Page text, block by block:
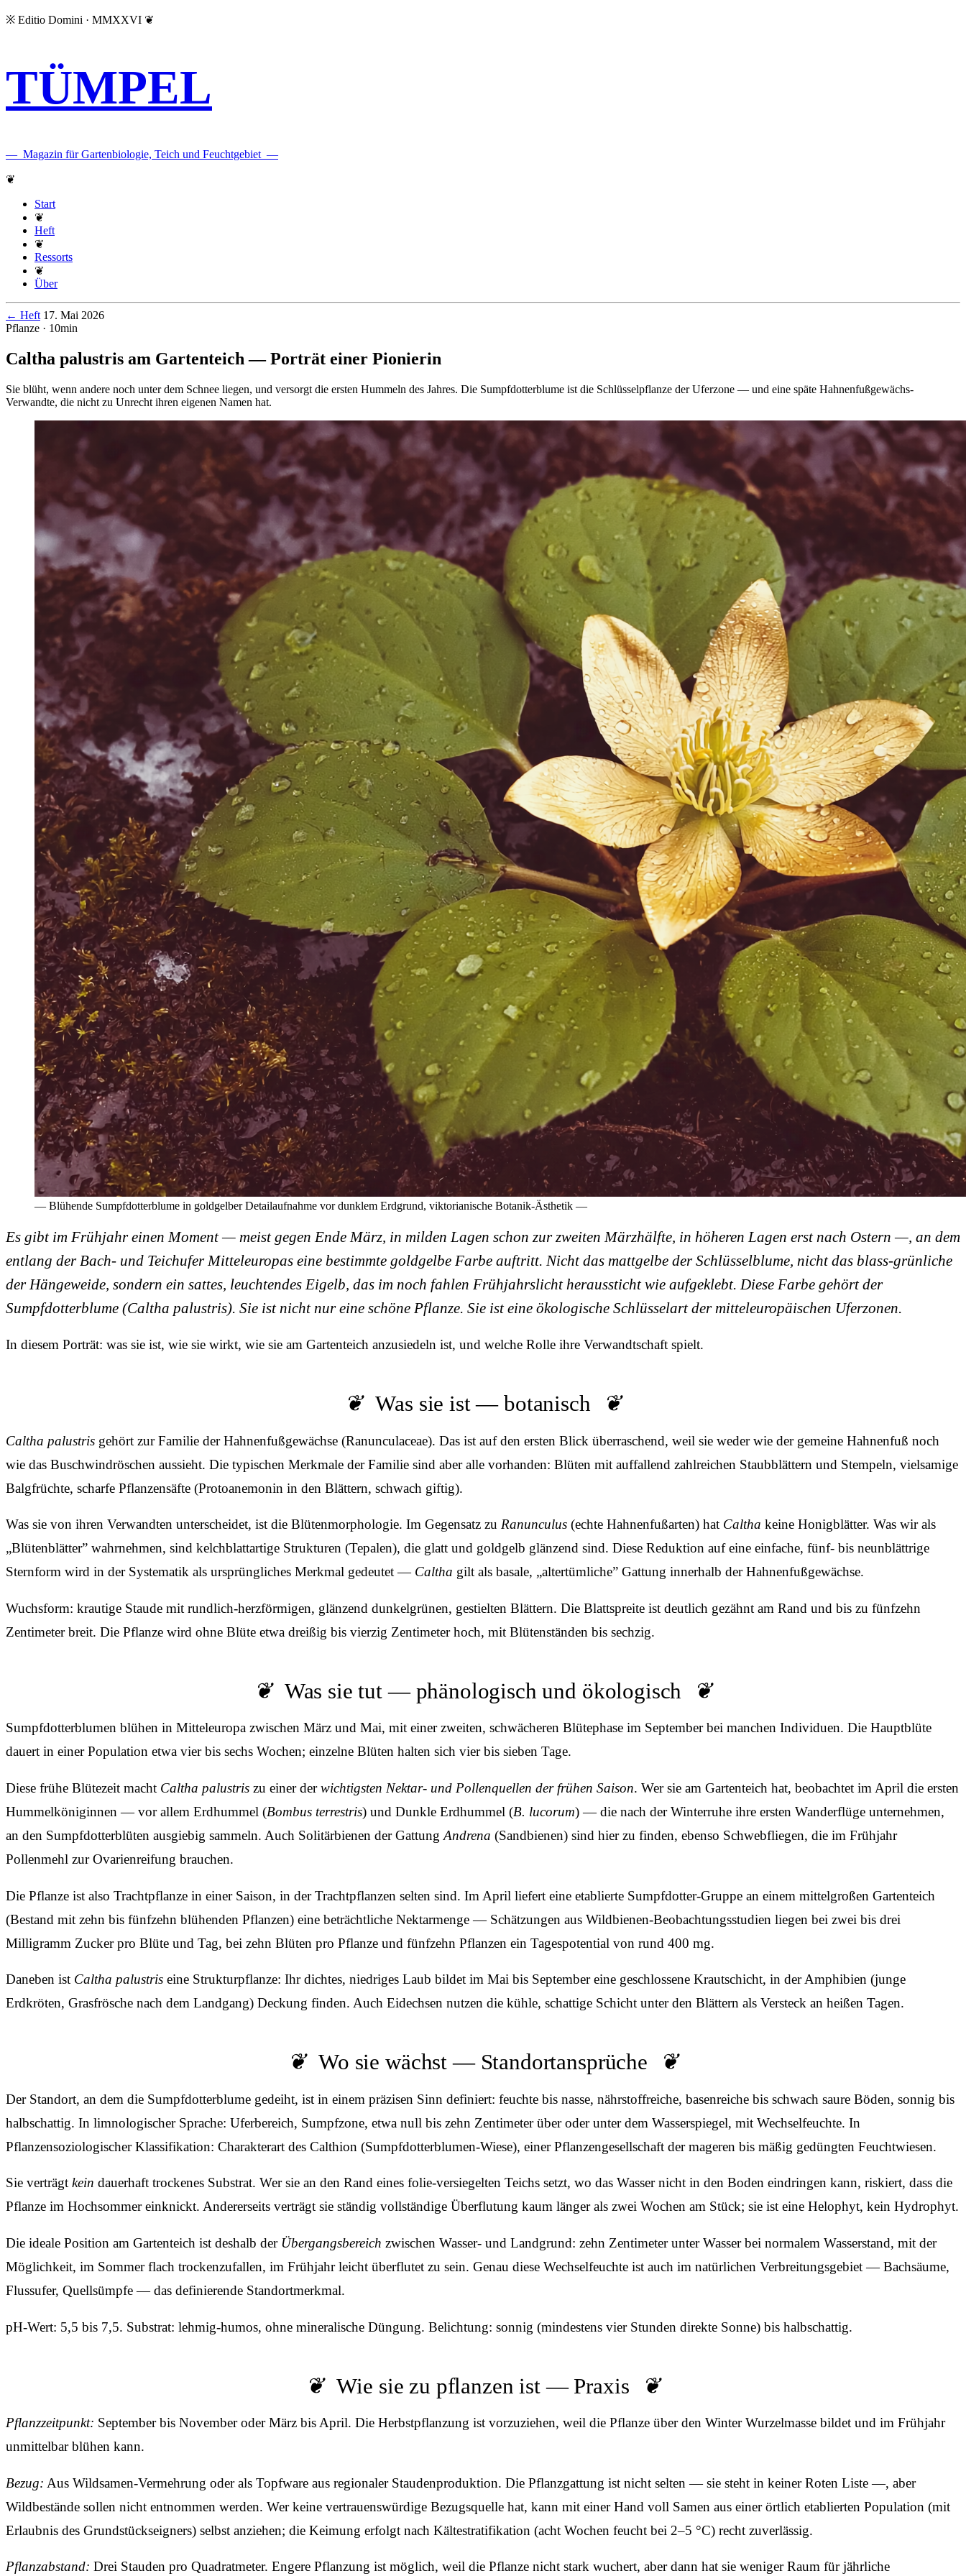
※ Editio Domini · MMXXVI ❦
TÜMPEL
— Magazin für Gartenbiologie, Teich und Feuchtgebiet —
❦
Start
❦
Heft
❦
Ressorts
❦
Über
← Heft 17. Mai 2026
Pflanze · 10min
Caltha palustris am Gartenteich — Porträt einer Pionierin
Sie blüht, wenn andere noch unter dem Schnee liegen, und versorgt die ersten Hummeln des Jahres. Die Sumpfdotterblume ist die Schlüsselpflanze der Uferzone — und eine späte Hahnenfußgewächs-
Verwandte, die nicht zu Unrecht ihren eigenen Namen hat.
— Blühende Sumpfdotterblume in goldgelber Detailaufnahme vor dunklem Erdgrund, viktorianische Botanik-Ästhetik —
Es gibt im Frühjahr einen Moment — meist gegen Ende März, in milden Lagen schon zur zweiten Märzhälfte, in höheren Lagen erst nach Ostern —, an dem
entlang der Bach- und Teichufer Mitteleuropas eine bestimmte goldgelbe Farbe auftritt. Nicht das mattgelbe der Schlüsselblume, nicht das blass-grünliche
der Hängeweide, sondern ein sattes, leuchtendes Eigelb, das im noch fahlen Frühjahrslicht heraussticht wie aufgeklebt. Diese Farbe gehört der
Sumpfdotterblume (Caltha palustris). Sie ist nicht nur eine schöne Pflanze. Sie ist eine ökologische Schlüsselart der mitteleuropäischen Uferzonen.
In diesem Porträt: was sie ist, wie sie wirkt, wie sie am Gartenteich anzusiedeln ist, und welche Rolle ihre Verwandtschaft spielt.
Was sie ist — botanisch
Caltha palustris gehört zur Familie der Hahnenfußgewächse (Ranunculaceae). Das ist auf den ersten Blick überraschend, weil sie weder wie der gemeine Hahnenfuß noch
wie das Buschwindröschen aussieht. Die typischen Merkmale der Familie sind aber alle vorhanden: Blüten mit auffallend zahlreichen Staubblättern und Stempeln, vielsamige
Balgfrüchte, scharfe Pflanzensäfte (Protoanemonin in den Blättern, schwach giftig).
Was sie von ihren Verwandten unterscheidet, ist die Blütenmorphologie. Im Gegensatz zu Ranunculus (echte Hahnenfußarten) hat Caltha keine Honigblätter. Was wir als
„Blütenblätter” wahrnehmen, sind kelchblattartige Strukturen (Tepalen), die glatt und goldgelb glänzend sind. Diese Reduktion auf eine einfache, fünf- bis neunblättrige
Sternform wird in der Systematik als ursprüngliches Merkmal gedeutet — Caltha gilt als basale, „altertümliche” Gattung innerhalb der Hahnenfußgewächse.
Wuchsform: krautige Staude mit rundlich-herzförmigen, glänzend dunkelgrünen, gestielten Blättern. Die Blattspreite ist deutlich gezähnt am Rand und bis zu fünfzehn
Zentimeter breit. Die Pflanze wird ohne Blüte etwa dreißig bis vierzig Zentimeter hoch, mit Blütenständen bis sechzig.
Was sie tut — phänologisch und ökologisch
Sumpfdotterblumen blühen in Mitteleuropa zwischen März und Mai, mit einer zweiten, schwächeren Blütephase im September bei manchen Individuen. Die Hauptblüte
dauert in einer Population etwa vier bis sechs Wochen; einzelne Blüten halten sich vier bis sieben Tage.
Diese frühe Blütezeit macht Caltha palustris zu einer derwichtigsten Nektar- und Pollenquellen der frühen Saison. Wer sie am Gartenteich hat, beobachtet im April die ersten
Hummelköniginnen — vor allem Erdhummel (Bombus terrestris) und Dunkle Erdhummel (B. lucorum) — die nach der Winterruhe ihre ersten Wanderflüge unternehmen,
an den Sumpfdotterblüten ausgiebig sammeln. Auch Solitärbienen der Gattung Andrena (Sandbienen) sind hier zu finden, ebenso Schwebfliegen, die im Frühjahr
Pollenmehl zur Ovarienreifung brauchen.
Die Pflanze ist also Trachtpflanze in einer Saison, in der Trachtpflanzen selten sind. Im April liefert eine etablierte Sumpfdotter-Gruppe an einem mittelgroßen Gartenteich
(Bestand mit zehn bis fünfzehn blühenden Pflanzen) eine beträchtliche Nektarmenge — Schätzungen aus Wildbienen-Beobachtungsstudien liegen bei zwei bis drei
Milligramm Zucker pro Blüte und Tag, bei zehn Blüten pro Pflanze und fünfzehn Pflanzen ein Tagespotential von rund 400 mg.
Daneben ist Caltha palustris eine Strukturpflanze: Ihr dichtes, niedriges Laub bildet im Mai bis September eine geschlossene Krautschicht, in der Amphibien (junge
Erdkröten, Grasfrösche nach dem Landgang) Deckung finden. Auch Eidechsen nutzen die kühle, schattige Schicht unter den Blättern als Versteck an heißen Tagen.
Wo sie wächst — Standortansprüche
Der Standort, an dem die Sumpfdotterblume gedeiht, ist in einem präzisen Sinn definiert: feuchte bis nasse, nährstoffreiche, basenreiche bis schwach saure Böden, sonnig bis
halbschattig. In limnologischer Sprache: Uferbereich, Sumpfzone, etwa null bis zehn Zentimeter über oder unter dem Wasserspiegel, mit Wechselfeuchte. In
Pflanzensoziologischer Klassifikation: Charakterart des Calthion (Sumpfdotterblumen-Wiese), einer Pflanzengesellschaft der mageren bis mäßig gedüngten Feuchtwiesen.
Sie verträgt kein dauerhaft trockenes Substrat. Wer sie an den Rand eines folie-versiegelten Teichs setzt, wo das Wasser nicht in den Boden eindringen kann, riskiert, dass die
Pflanze im Hochsommer einknickt. Andererseits verträgt sie ständig vollständige Überflutung kaum länger als zwei Wochen am Stück; sie ist eine Helophyt, kein Hydrophyt.
Die ideale Position am Gartenteich ist deshalb der Übergangsbereich zwischen Wasser- und Landgrund: zehn Zentimeter unter Wasser bei normalem Wasserstand, mit der
Möglichkeit, im Sommer flach trockenzufallen, im Frühjahr leicht überflutet zu sein. Genau diese Wechselfeuchte ist auch im natürlichen Verbreitungsgebiet — Bachsäume,
Flussufer, Quellsümpfe — das definierende Standortmerkmal.
pH-Wert: 5,5 bis 7,5. Substrat: lehmig-humos, ohne mineralische Düngung. Belichtung: sonnig (mindestens vier Stunden direkte Sonne) bis halbschattig.
Wie sie zu pflanzen ist — Praxis
Pflanzzeitpunkt: September bis November oder März bis April. Die Herbstpflanzung ist vorzuziehen, weil die Pflanze über den Winter Wurzelmasse bildet und im Frühjahr
unmittelbar blühen kann.
Bezug: Aus Wildsamen-Vermehrung oder als Topfware aus regionaler Staudenproduktion. Die Pflanzgattung ist nicht selten — sie steht in keiner Roten Liste —, aber
Wildbestände sollen nicht entnommen werden. Wer keine vertrauenswürdige Bezugsquelle hat, kann mit einer Hand voll Samen aus einer örtlich etablierten Population (mit
Erlaubnis des Grundstückseigners) selbst anziehen; die Keimung erfolgt nach Kältestratifikation (acht Wochen feucht bei 2–5 °C) recht zuverlässig.
Pflanzabstand: Drei Stauden pro Quadratmeter. Engere Pflanzung ist möglich, weil die Pflanze nicht stark wuchert, aber dann hat sie weniger Raum für jährliche